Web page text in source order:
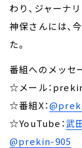
わり、ジャーナ
神保さんには、
た。
番組へのメッセ
☆メール：
☆番組X：
☆YouTube：武
@prekin-905